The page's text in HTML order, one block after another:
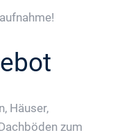
Häuser,
zum